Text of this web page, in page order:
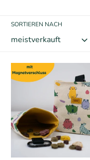
o
r
i
e
:
SORTIEREN NACH
Leckerlibeutel
-
handmade